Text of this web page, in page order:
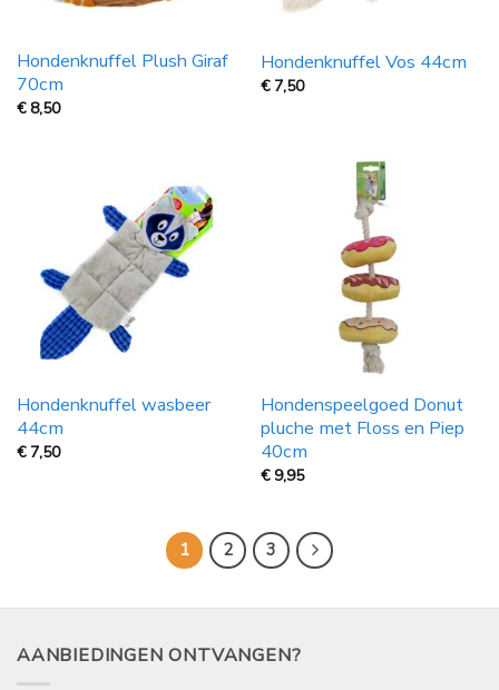
Hondenknuffel Plush Giraf
70cm
€8,50
Hondenknuffel Vos 44cm
€ 7,50
Hondenknuffel wasbeer
44cm
€ 7,50
Hondenspeelgoed Donut
pluche met Floss en Piep
40cm
€9,95
1 2 3
AANBIEDINGEN ONTVANGEN?